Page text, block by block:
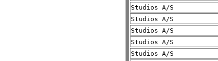
Studios A/S
Studios A/S
Studios A/S
Studios A/S
Studios A/S